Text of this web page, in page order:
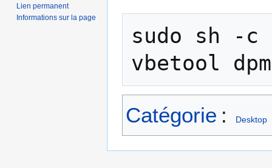
sudo sh -
vbetool
Catégorie : Desktop
Lien permanent
Informations sur la page